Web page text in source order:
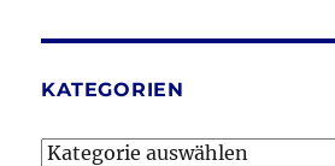
KATEGORIEN
Kategorien